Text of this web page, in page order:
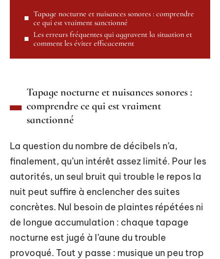
Tapage nocturne et nuisances sonores : comprendre
ce qui est vraiment sanctionné
Les erreurs fréquentes qui aggravent la situation et
comment les éviter efficacement
Tapage nocturne et nuisances sonores :
comprendre ce qui est vraiment
sanctionné
La question du nombre de décibels n’a,
finalement, qu’un intérêt assez limité. Pour les
autorités, un seul bruit qui trouble le repos la
nuit peut suffire à enclencher des suites
concrètes. Nul besoin de plaintes répétées ni
de longue accumulation : chaque tapage
nocturne est jugé à l’aune du trouble
provoqué. Tout y passe : musique un peu trop